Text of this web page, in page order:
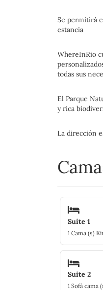
Se permitirá
estancia
WhereInRio
todas sus
El Parque
y rica
La dirección
Suite 1
1 Cama (s)
Suite 2
1 Sofá cama